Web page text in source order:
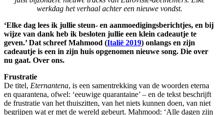
werkdag het verhaal achter een nieuwe vondst.
‘Elke dag lees ik jullie steun- en aanmoedigingsberichtjes, en bij
wijze van dank heb ik besloten jullie een klein cadeautje te
geven.’Dat schreef Mahmood (Italië 2019) onlangs en zijn
cadeautje is een in zijn huis opgenomen nieuwe song. Die over
nu gaat. Over ons.
Frustratie
De titel, Eternantena, is een samentrekking van de woorden eterna
en quarantena, ofwel: ‘eeuwige quarantaine’ – en de tekst beschrijft
de frustratie van het thuiszitten, van het niets kunnen doen, van niet
begrijpen wat er met de wereld gebeurt. Mahmood: ‘Alle dagen zijn